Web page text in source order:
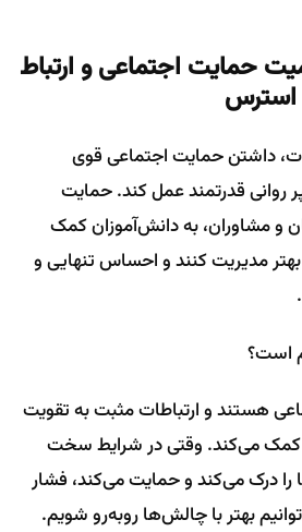
اجتماعی و ارتباط
استرس
داشتن حمایت اجتماعی قوی
روانی قدرتمند عمل کند. حمایت
و مشاوران، به دانش‌آموزان کمک
مدیریت کنند و احساس تنهایی و
است؟
هستند و ارتباطات مثبت به تقویت
می‌کند. وقتی در شرایط سخت
درک می‌کند و حمایت می‌کند، فشار
بهتر با چالش‌ها روبه‌رو شویم.